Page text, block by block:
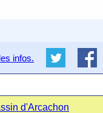
infos.
d'Arcachon